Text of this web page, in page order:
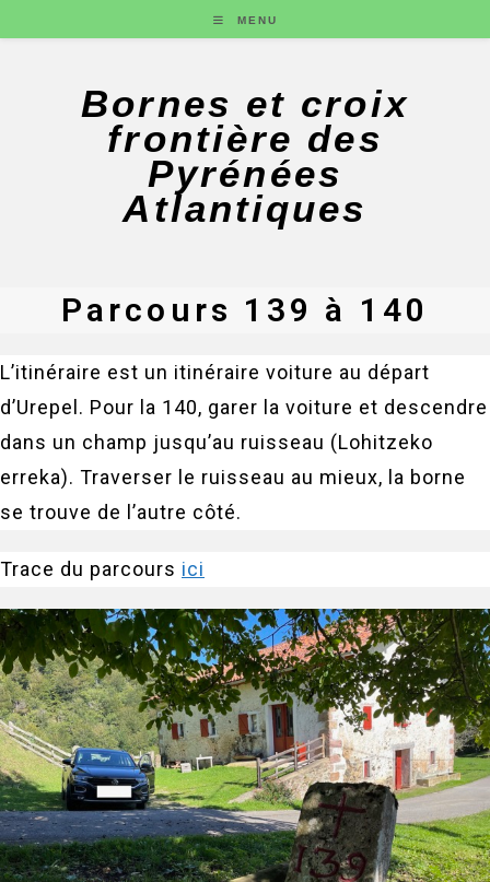
MENU
Bornes et croix
frontière des
Pyrénées
Atlantiques
Parcours 139 à 140
L’itinéraire est un itinéraire voiture au départ
d’Urepel. Pour la 140, garer la voiture et descendre
dans un champ jusqu’au ruisseau (Lohitzeko
erreka). Traverser le ruisseau au mieux, la borne
se trouve de l’autre côté.
Trace du parcours ici